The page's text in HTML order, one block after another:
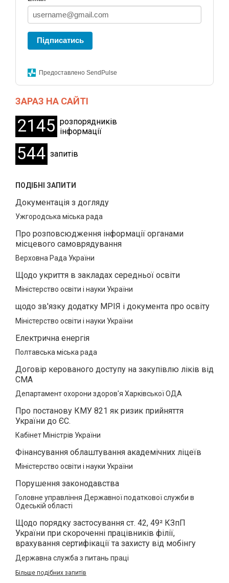
Підписатись
Предоставлено SendPulse
ЗАРАЗ НА САЙТІ
2145 розпорядників
інформації
544 запитів
ПОДІБНІ ЗАПИТИ
Документація з догляду
Ужгородська міська рада
Про розповсюдження інформації органами
місцевого самоврядування
Верховна Рада України
Щодо укриття в закладах середньої освіти
Міністерство освіти і науки України
щодо зв'язку додатку МРІЯ і документа про освіту
Міністерство освіти і науки України
Електрична енергія
Полтавська міська рада
Договір керованого доступу на закупівлю ліків від
СМА
Департамент охорони здоров'я Харківської ОДА
Про постанову КМУ 821 як ризик прийняття
України до ЄС.
Кабінет Міністрів України
Фінансування облаштування академічних ліцеїв
Міністерство освіти і науки України
Порушення законодавства
Головне управління Державної податкової служби в
Одеській області
Щодо порядку застосування ст. 42, 49² КЗпП
України при скороченні працівників філії,
врахування сертифікації та захисту від мобінгу
Державна служба з питань праці
Більше подібних запитів